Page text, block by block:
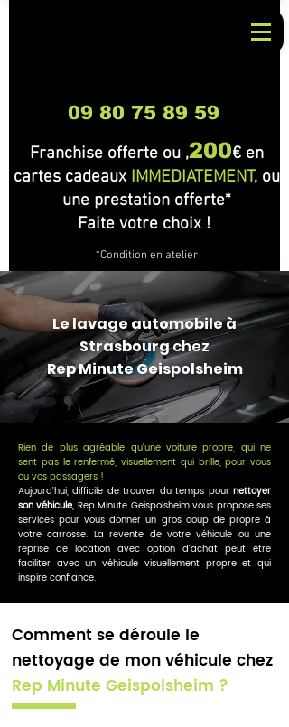
09 80 75 89 59
Franchise offerte ou ,200€ en
cartes cadeaux IMMEDIATEMENT, ou
une prestation offerte*
Faite votre choix !
*Condition en atelier
Le lavage automobile à
Strasbourgchez
Rep Minute Geispolsheim
Rien de plus agréable qu’une voiture propre, qui ne
sent pas le renfermé, visuellement qui brille, pour vous
ou vos passagers !
Aujourd’hui, difficile de trouver du temps pour nettoyer
son véhicule, Rep Minute Geispolsheim vous propose ses
services pour vous donner un gros coup de propre à
votre carrosse. La revente de votre véhicule ou une
reprise de location avec option d’achat peut être
faciliter avec un véhicule visuellement propre et qui
inspire confiance.
Comment se déroule le
nettoyage de mon véhicule chez
Rep Minute Geispolsheim ?